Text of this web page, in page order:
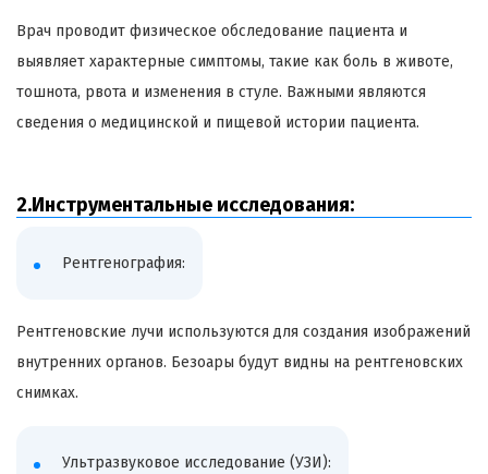
Врач проводит физическое обследование пациента и
выявляет характерные симптомы, такие как боль в животе,
тошнота, рвота и изменения в стуле. Важными являются
сведения о медицинской и пищевой истории пациента.
2.Инструментальные исследования:
Рентгенография:
Рентгеновские лучи используются для создания изображений
внутренних органов. Безоары будут видны на рентгеновских
снимках.
Ультразвуковое исследование (УЗИ):